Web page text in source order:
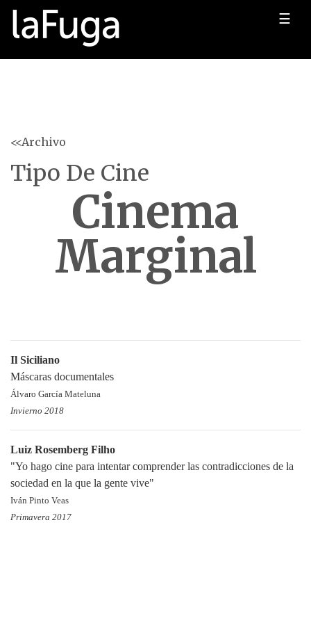
☰
<<Archivo
Tipo De Cine
Cinema
Marginal
Il Siciliano
Máscaras documentales
Álvaro García Mateluna
Invierno 2018
Luiz Rosemberg Filho
"Yo hago cine para intentar comprender las contradicciones de la
sociedad en la que la gente vive"
Iván Pinto Veas
Primavera 2017